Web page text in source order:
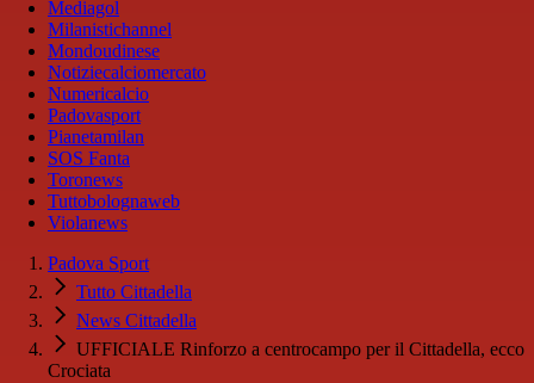
Mediagol
Milanistichannel
Mondoudinese
Notiziecalciomercato
Numericalcio
Padovasport
Pianetamilan
SOS Fanta
Toronews
Tuttobolognaweb
Violanews
Padova Sport
Tutto Cittadella
News Cittadella
UFFICIALE Rinforzo a centrocampo per il Cittadella, ecco
Crociata